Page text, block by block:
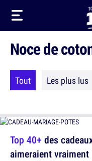
Noce de
Tout Les plus lus
Top 40+ des
aimeraient